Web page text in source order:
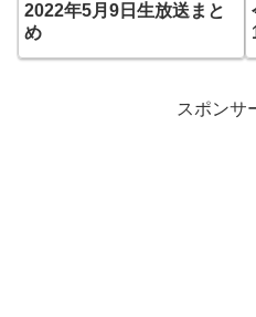
2022年5月9日生放送まと
め
スポンサ